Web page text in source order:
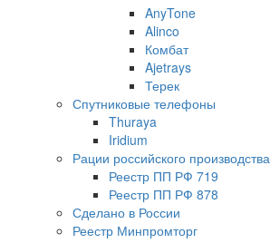
AnyTone
Alinco
Комбат
Ajetrays
Терек
Спутниковые телефоны
Thuraya
Iridium
Рации российского производства
Реестр ПП РФ 719
Реестр ПП РФ 878
Сделано в России
Реестр Минпромторг